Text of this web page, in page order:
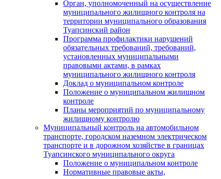
Орган, уполномоченный на осуществление
муниципального жилищного контроля на
территории муниципального образования
Туапсинский район
Программа профилактики нарушений
обязательных требований, требований,
установленных муниципальными
правовыми актами, в рамках
муниципального жилищного контроля
Доклад о муниципальном контроле
Положение о муниципальном жилищном
контроле
Планы мероприятий по муниципальному
жилищному контролю
Муниципальный контроль на автомобильном
транспорте, городском наземном электрическом
транспорте и в дорожном хозяйстве в границах
Туапсинского муниципального округа
Положение о муниципальном контроле
Нормативные правовые акты,